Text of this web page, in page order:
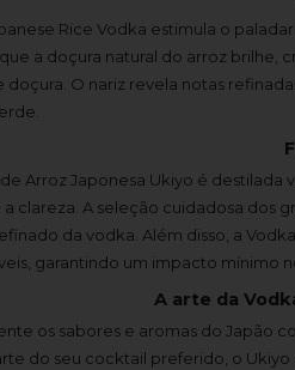
Rice Vodka estimula o
a doçura natural do arroz brilhe,
doçura. O nariz revela notas
Arroz Japonesa Ukiyo é destilada
a clareza. A seleção cuidadosa dos
da vodka. Além disso, a
garantindo um impacto mínimo
A arte da
os sabores e aromas do Japão
do seu cocktail preferido, o